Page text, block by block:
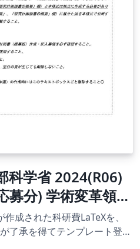
科学省 2024(R06)
募分) 学術変革領域
成された科研費LaTeXを、
了承を得てテンプレート登録
ご確認ください。